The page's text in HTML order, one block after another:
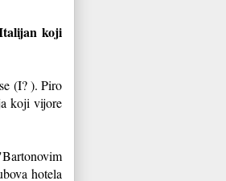
koji
(I? ). Piro
koji vijore
hotela